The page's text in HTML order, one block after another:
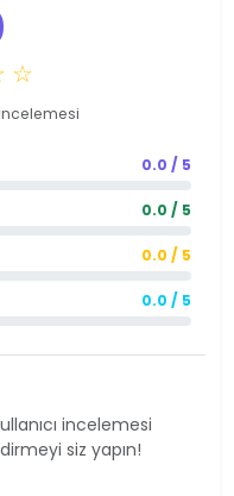
☆
0.0 / 5
0.0 / 5
0.0 / 5
0.0 / 5
incelemesi
siz yapın!